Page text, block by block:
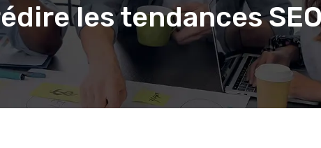
les tendances